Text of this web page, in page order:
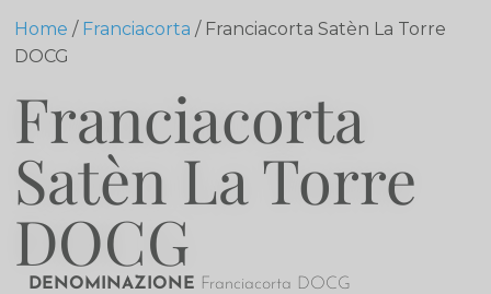
Home / Franciacorta / Franciacorta Satèn La Torre
DOCG
Franciacorta
Satèn La Torre
DOCG
DENOMINAZIONE Franciacorta DOCG